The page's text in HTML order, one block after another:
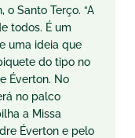
o Santo Terço. “A
todos. É um
uma ideia que
do tipo no
Éverton. No
no palco
a Missa
Éverton e pelo